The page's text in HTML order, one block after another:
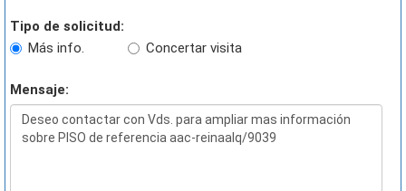
Tipo de solicitud:
Más info.
Concertar visita
Mensaje: